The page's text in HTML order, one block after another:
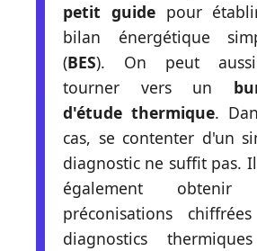
petit guidepour
bilan énergétique
(BES). On peut
tourner vers un
d'étude thermique.
cas, se contenter d'un
diagnostic ne suffit pas.
également obtenir
préconisations
diagnostics